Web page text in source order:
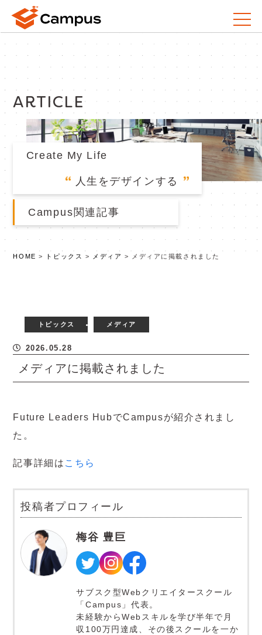
ARTICLE
Create My Life
人生をデザインする
Campus関連記事
HOME > トピックス > メディア > メディアに掲載されました
トピックス メディア
2026.05.28
メディアに掲載されました
Future Leaders HubでCampusが紹介されまし
た。
記事詳細は こちら
投稿者プロフィール
梅谷 豊巨
サブスク型Webクリエイタースクール
「Campus」代表。
未経験からWebスキルを学び半年で月
収100万円達成、その後スクールを一か